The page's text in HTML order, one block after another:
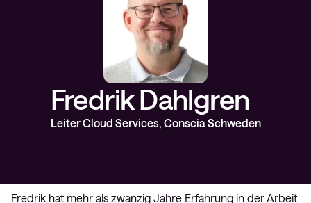
Fredrik Dahlgren
Leiter Cloud Services, Conscia Schweden
Fredrik hat mehr als zwanzig Jahre Erfahrung in der Arbeit